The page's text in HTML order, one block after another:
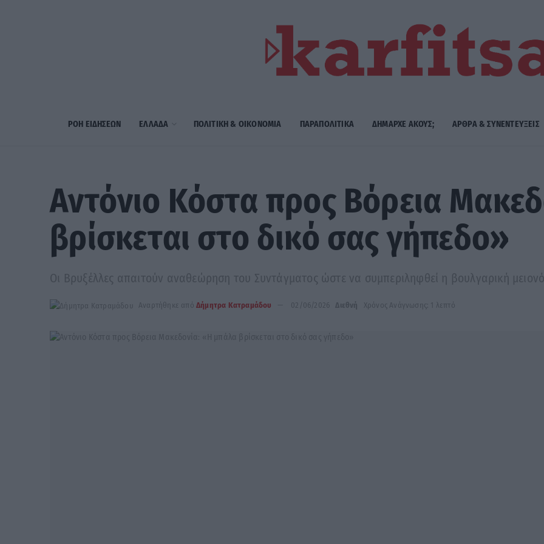
ΡΟΗ ΕΙΔΗΣΕΩΝ ΕΛΛΑΔΑ ΠΟΛΙΤΙΚΗ & ΟΙΚΟΝΟΜΙΑ ΠΑΡΑΠΟΛΙΤΙΚΑ ΔΗΜΑΡΧE ΑΚΟΥΣ; ΑΡΘΡΑ & ΣΥΝΕΝΤΕΥΞΕΙΣ
Αντόνιο Κόστα προς Βόρεια
βρίσκεται στο δικό σας γήπεδο»
Οι Βρυξέλλες απαιτούν αναθεώρηση του Συντάγματος ώστε να συμπεριληφθεί η βουλγαρική
Αναρτήθηκε από Δήμητρα Κατραμάδου 02/06/2026 Διεθνή Χρόνος Ανάγνωσης: 1 λεπτό